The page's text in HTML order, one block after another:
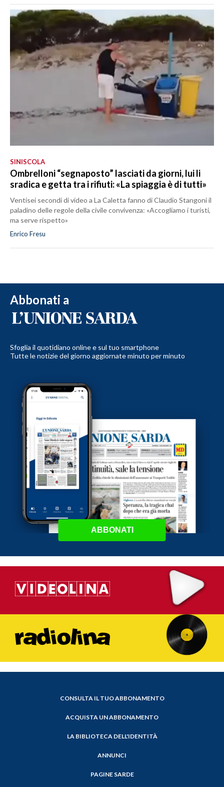
SINISCOLA
Ombrelloni “segnaposto” lasciati da giorni, lui li
sradica e getta tra i rifiuti: «La spiaggia è di tutti»
Ventisei secondi di video a La Caletta fanno di Claudio Stangoni il
paladino delle regole della civile convivenza: «Accogliamo i turisti,
ma serve rispetto»
Enrico Fresu
Abbonati a
Sfoglia il quotidiano online e sul tuo smartphone
Tutte le notizie del giorno aggiornate minuto per minuto
ABBONATI
CONSULTA IL TUO ABBONAMENTO
ACQUISTA UN ABBONAMENTO
LA BIBLIOTECA DELL'IDENTITÀ
ANNUNCI
PAGINE SARDE